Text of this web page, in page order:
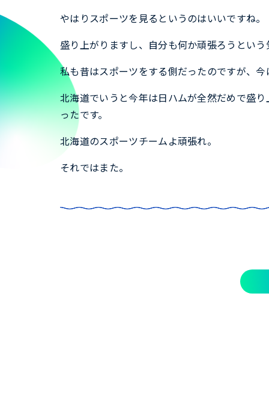
やはりスポーツを見るというのはいいですね。
盛り上がりますし、自分も何か頑張ろうとい
私も昔はスポーツをする側だったのですが、
北海道でいうと今年は日ハムが全然だめで盛
ったです。
北海道のスポーツチームよ頑張れ。
それではまた。